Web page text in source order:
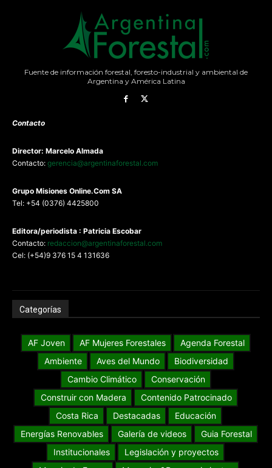
Fuente de información forestal, foresto-industrial y ambiental de
Argentina y América Latina
Contacto
Director: Marcelo Almada
Contacto: gerencia@argentinaforestal.com
Grupo Misiones Online.Com SA
Tel: +54 (0376) 4425800
Editora/periodista : Patricia Escobar
Contacto: redaccion@argentinaforestal.com
Cel: (+54)9 376 15 4 131636
Categorías
AF Joven AF Mujeres Forestales
Agenda Forestal
Ambiente
Aves del Mundo
Biodiversidad
Cambio Climático
Conservación
Construir con Madera
Contenido Patrocinado
Costa Rica
Destacadas
Educación
Energías Renovables
Galería de videos
Guia Forestal
Institucionales
Legislación y proyectos